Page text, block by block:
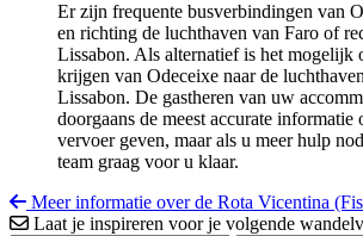
Er zijn frequente busverbindingen van
en richting de luchthaven van Faro of
Lissabon. Als alternatief is het mogelijk
krijgen van Odeceixe naar de
Lissabon. De gastheren van uw
doorgaans de meest accurate informatie
vervoer geven, maar als u meer hulp
team graag voor u klaar.
Meer informatie over de Rota Vicentina
Laat je inspireren voor je volgende